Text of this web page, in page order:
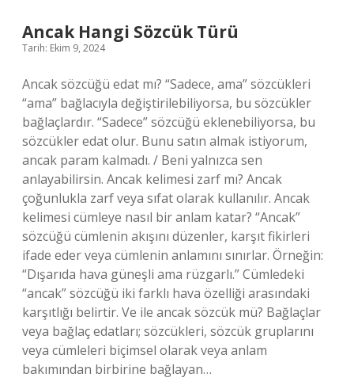
Ancak Hangi Sözcük Türü
Tarih: Ekim 9, 2024
Ancak sözcüğü edat mı? “Sadece, ama” sözcükleri
“ama” bağlacıyla değiştirilebiliyorsa, bu sözcükler
bağlaçlardır. “Sadece” sözcüğü eklenebiliyorsa, bu
sözcükler edat olur. Bunu satın almak istiyorum,
ancak param kalmadı. / Beni yalnızca sen
anlayabilirsin. Ancak kelimesi zarf mı? Ancak
çoğunlukla zarf veya sıfat olarak kullanılır. Ancak
kelimesi cümleye nasıl bir anlam katar? “Ancak”
sözcüğü cümlenin akışını düzenler, karşıt fikirleri
ifade eder veya cümlenin anlamını sınırlar. Örneğin:
“Dışarıda hava güneşli ama rüzgarlı.” Cümledeki
“ancak” sözcüğü iki farklı hava özelliği arasındaki
karşıtlığı belirtir. Ve ile ancak sözcük mü? Bağlaçlar
veya bağlaç edatları; sözcükleri, sözcük gruplarını
veya cümleleri biçimsel olarak veya anlam
bakımından birbirine bağlayan…